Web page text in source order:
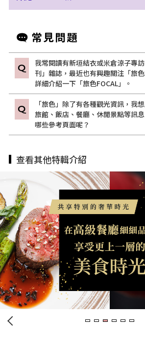
我常閱讀有新垣結衣或米倉涼子專
刊」雜誌，最近也有興趣關注「旅
詳細介紹一下「旅色FOCAL」。
「旅色」除了有各種觀光資訊，我
旅館、飯店、餐廳、休閒景點等訊
哪些參考頁面呢？
查看其他特輯介紹